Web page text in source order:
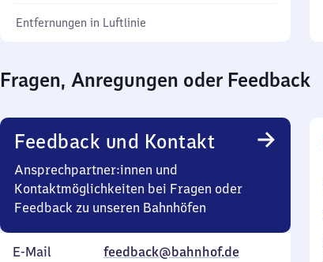
Entfernungen in Luftlinie
Fragen, Anregungen oder Feedback
Feedback und Kontakt
Ansprechpartner:innen und
Kontaktmöglichkeiten bei Fragen oder
Feedback zu unseren Bahnhöfen
E-Mail
feedback@bahnhof.de